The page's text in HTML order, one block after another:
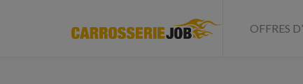
OFFRES